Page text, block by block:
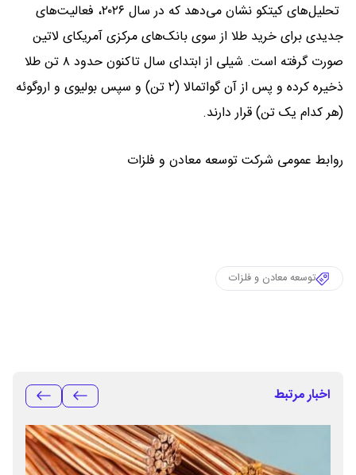
تحلیل‌های کیتکو نشان می‌دهد که در سال ۲۰۲۶، فعالیت‌های
جدیدی برای خرید طلا از سوی بانک‌های مرکزی آمریکای لاتین
صورت گرفته است. شیلی از ابتدای سال تاکنون حدود ۸ تن طلا
ذخیره کرده و پس از آن گواتمالا (۲ تن) و سپس بولیوی و اروگوئه
(هر کدام یک تن) قرار دارند.
روابط عمومی شرکت توسعه معادن و فلزات
توسعه معادن و فلزات
اخبار مرتبط